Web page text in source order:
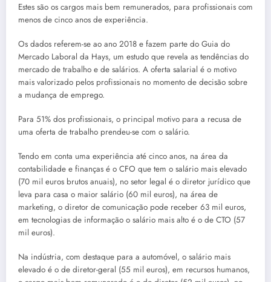
Estes são os cargos mais bem remunerados, para profissionais com
menos de cinco anos de experiência.
Os dados referem-se ao ano 2018 e fazem parte do Guia do
Mercado Laboral da Hays, um estudo que revela as tendências do
mercado de trabalho e de salários. A oferta salarial é o motivo
mais valorizado pelos profissionais no momento de decisão sobre
a mudança de emprego.
Para 51% dos profissionais, o principal motivo para a recusa de
uma oferta de trabalho prendeu-se com o salário.
Tendo em conta uma experiência até cinco anos, na área da
contabilidade e finanças é o CFO que tem o salário mais elevado
(70 mil euros brutos anuais), no setor legal é o diretor jurídico que
leva para casa o maior salário (60 mil euros), na área de
marketing, o diretor de comunicação pode receber 63 mil euros,
em tecnologias de informação o salário mais alto é o de CTO (57
mil euros).
Na indústria, com destaque para a automóvel, o salário mais
elevado é o de diretor-geral (55 mil euros), em recursos humanos,